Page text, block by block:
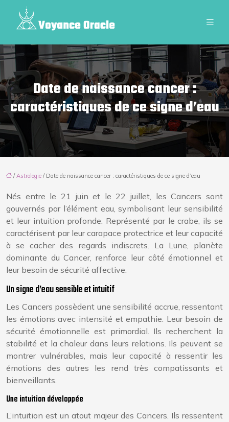
Date de naissance cancer :
caractéristiques de ce signe d’eau
/Astrologie / Date de naissance cancer : caractéristiques de ce signe d’eau
Nés entre le 21 juin et le 22 juillet, les Cancers sont
gouvernés par l’élément eau, symbolisant leur sensibilité
et leur intuition profonde. Représenté par le crabe, ils se
caractérisent par leur carapace protectrice et leur capacité
à se cacher des regards indiscrets. La Lune, planète
dominante du Cancer, renforce leur côté émotionnel et
leur besoin de sécurité affective.
Un signe d’eau sensible et intuitif
Les Cancers possèdent une sensibilité accrue, ressentant
les émotions avec intensité et empathie. Leur besoin de
sécurité émotionnelle est primordial. Ils recherchent la
stabilité et la chaleur dans leurs relations. Ils peuvent se
montrer vulnérables, mais leur capacité à ressentir les
émotions des autres les rend très compatissants et
bienveillants.
Une intuition développée
L’intuition est un atout majeur des Cancers. Ils ressentent